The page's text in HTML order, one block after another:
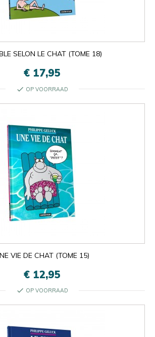
SELON LE CHAT (TOME 18)
€ 17,95
check OP VOORRAAD
VIE DE CHAT (TOME 15)
€ 12,95
check OP VOORRAAD